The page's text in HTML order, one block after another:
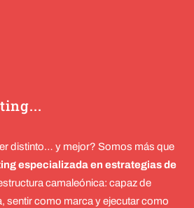
distinto… y mejor? Somos más que
especializada en estrategias de
camaleónica: capaz de
sentir como marca y ejecutar como